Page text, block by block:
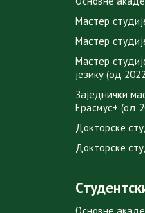
Мастер
Мастер
Мастер
језику (од
Заједнички
Ерасмус+ (од
Докторске
Докторске